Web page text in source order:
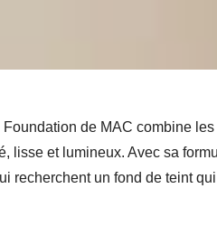
de MAC combine
lisse et lumineux. Avec sa
recherchent un fond de teint